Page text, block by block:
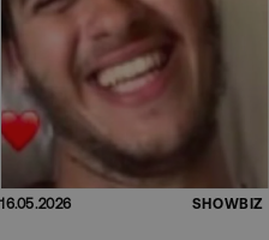
16.05.2026 SHOWBIZ